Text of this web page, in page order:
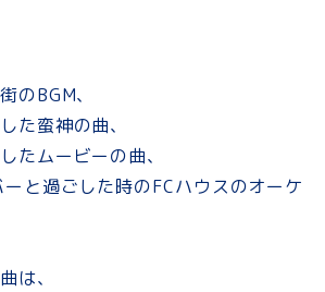
のBGM、
た蛮神の曲、
たムービーの曲、
と過ごした時のFCハウスのオーケ
は、